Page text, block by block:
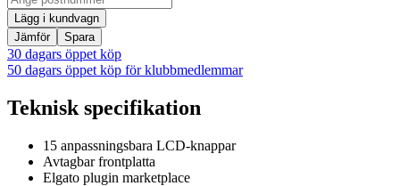
Lägg i kundvagn
Jämför
Spara
30 dagars öppet köp
50 dagars öppet köp för klubbmedlemmar
Teknisk specifikation
15 anpassningsbara LCD-knappar
Avtagbar frontplatta
Elgato plugin marketplace